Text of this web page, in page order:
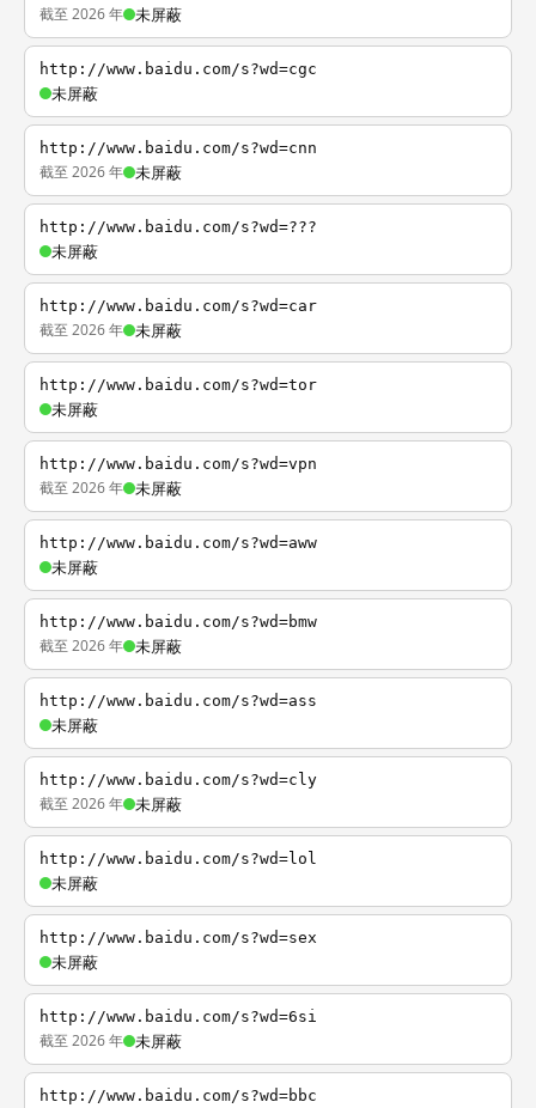
截至 2026 年 未屏蔽
http://www.baidu.com/s?wd=cgc
未屏蔽
http://www.baidu.com/s?wd=cnn
截至 2026 年 未屏蔽
http://www.baidu.com/s?wd=???
未屏蔽
http://www.baidu.com/s?wd=car
截至 2026 年 未屏蔽
http://www.baidu.com/s?wd=tor
未屏蔽
http://www.baidu.com/s?wd=vpn
截至 2026 年 未屏蔽
http://www.baidu.com/s?wd=aww
未屏蔽
http://www.baidu.com/s?wd=bmw
截至 2026 年 未屏蔽
http://www.baidu.com/s?wd=ass
未屏蔽
http://www.baidu.com/s?wd=cly
截至 2026 年 未屏蔽
http://www.baidu.com/s?wd=lol
未屏蔽
http://www.baidu.com/s?wd=sex
未屏蔽
http://www.baidu.com/s?wd=6si
截至 2026 年 未屏蔽
http://www.baidu.com/s?wd=bbc